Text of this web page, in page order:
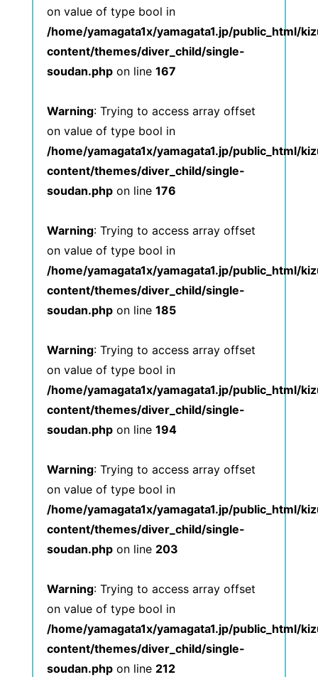
on value of type bool in
/home/yamagata1x/yamagata1.jp/public_html/
content/themes/diver_child/single-
soudan.php on line167
Warning: Trying to access array offset
on value of type bool in
/home/yamagata1x/yamagata1.jp/public_html/
content/themes/diver_child/single-
soudan.php on line176
Warning: Trying to access array offset
on value of type bool in
/home/yamagata1x/yamagata1.jp/public_html/
content/themes/diver_child/single-
soudan.php on line185
Warning: Trying to access array offset
on value of type bool in
/home/yamagata1x/yamagata1.jp/public_html/
content/themes/diver_child/single-
soudan.php on line194
Warning: Trying to access array offset
on value of type bool in
/home/yamagata1x/yamagata1.jp/public_html/
content/themes/diver_child/single-
soudan.php on line 203
Warning: Trying to access array offset
on value of type bool in
/home/yamagata1x/yamagata1.jp/public_html/
content/themes/diver_child/single-
soudan.php on line 212